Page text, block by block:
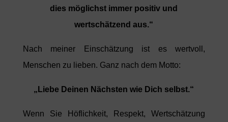
dies möglichst immer positiv und
wertschätzend aus.“
Nach meiner Einschätzung ist es wertvoll,
Menschen zu lieben. Ganz nach dem Motto:
„Liebe Deinen Nächsten wie Dich selbst.“
Wenn Sie Höflichkeit, Respekt, Wertschätzung